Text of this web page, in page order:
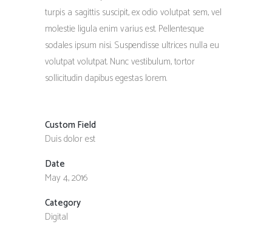
turpis a sagittis suscipit, ex odio volutpat sem, vel
molestie ligula enim varius est. Pellentesque
sodales ipsum nisi. Suspendisse ultrices nulla eu
volutpat volutpat. Nunc vestibulum, tortor
sollicitudin dapibus egestas lorem.
Custom Field
Duis dolor est
Date
May 4, 2016
Category
Digital